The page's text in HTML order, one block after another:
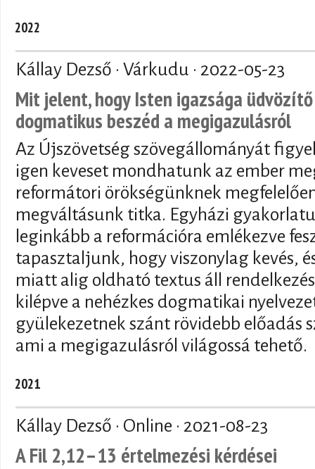
2022
Kállay Dezső · Várkudu · 2022-05-23
Mit jelent, hogy Isten igazsága
dogmatikus beszéd a megigazulásról
Az Újszövetség szövegállományát
igen keveset mondhatunk az ember
reformátori örökségünknek
megváltásunk titka. Egyházi
leginkább a reformációra emlékezve
tapasztaljunk, hogy viszonylag kevés,
miatt alig oldható textus áll
kilépve a nehézkes dogmatikai
gyülekezetnek szánt rövidebb előadás
ami a megigazulásról világossá tehető.
2021
Kállay Dezső · Online · 2021-08-23
A Fil 2,12–13 értelmezési kérdései